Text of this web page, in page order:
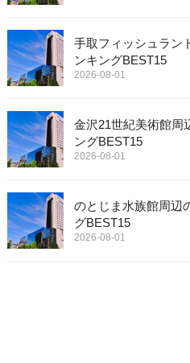
手取フィッシュラン
ンキングBEST15
2026-08-01
金沢21世紀美術館周
ングBEST15
2026-08-01
のとじま水族館周辺
グBEST15
2026-08-01